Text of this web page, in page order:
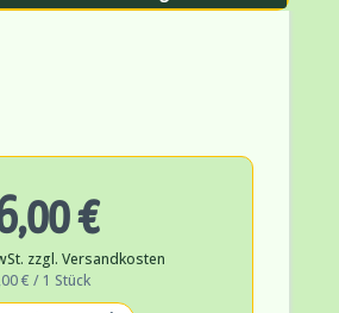
€
zzgl. Versandkosten
€ / 1 Stück